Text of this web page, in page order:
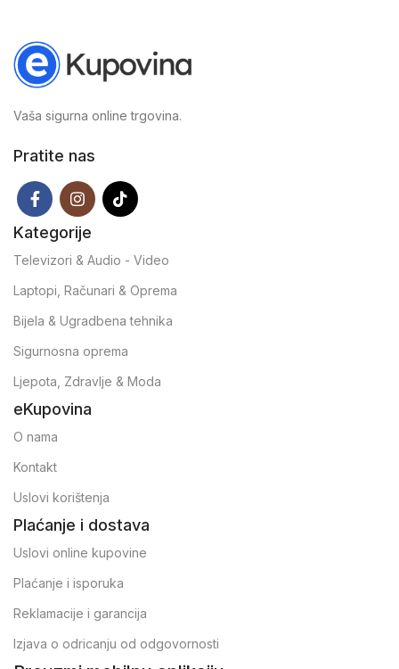
Vaša sigurna online trgovina.
Pratite nas
Kategorije
Televizori & Audio - Video
Laptopi, Računari & Oprema
Bijela & Ugradbena tehnika
Sigurnosna oprema
Ljepota, Zdravlje & Moda
eKupovina
O nama
Kontakt
Uslovi korištenja
Plaćanje i dostava
Uslovi online kupovine
Plaćanje i isporuka
Reklamacije i garancija
Izjava o odricanju od odgovornosti